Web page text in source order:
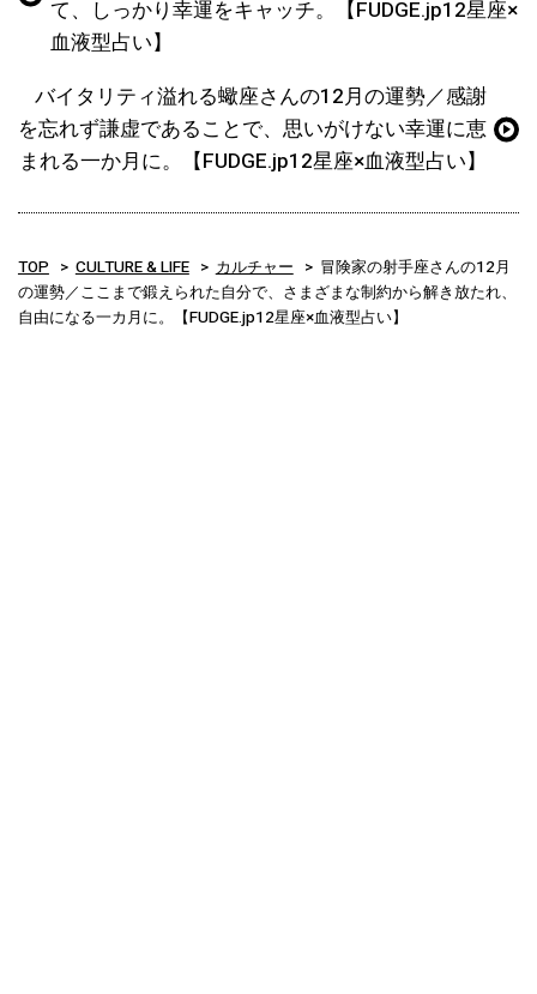
て、しっかり幸運をキャッチ。【FUDGE.jp12星座×
血液型占い】
バイタリティ溢れる蠍座さんの12月の運勢／感謝
を忘れず謙虚であることで、思いがけない幸運に恵
まれる一か月に。【FUDGE.jp12星座×血液型占い】
TOP CULTURE & LIFE カルチャー
冒険家の射手座さんの12月
の運勢／ここまで鍛えられた自分で、さまざまな制約から解き放たれ、
自由になる一カ月に。【FUDGE.jp12星座×血液型占い】